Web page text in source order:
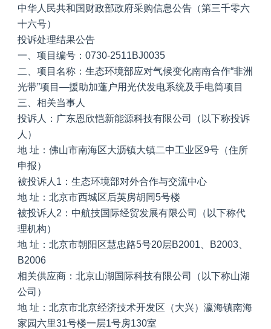
中华人民共和国财政部政府采购信息公告（第三千零六
十六号）
投诉处理结果公告
一、项目编号：0730-2511BJ0035
二、项目名称：生态环境部应对气候变化南南合作“非洲
光带”项目—援助加蓬户用光伏发电系统及手电筒项目
三、相关当事人
投诉人：广东恩欣恺新能源科技有限公司（以下称投诉
人）
地 址：佛山市南海区大沥镇大镇二中工业区9号（住所
申报）
被投诉人1：生态环境部对外合作与交流中心
地 址：北京市西城区后英房胡同5号楼
被投诉人2：中航技国际经贸发展有限公司（以下称代
理机构）
地 址：北京市朝阳区慧忠路5号20层B2001、B2003、
B2006
相关供应商：北京山湖国际科技有限公司（以下称山湖
公司）
地 址：北京市北京经济技术开发区（大兴）瀛海镇南海
家园六里31号楼一层1号房130室